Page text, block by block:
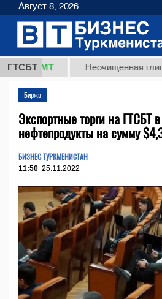
ГТСБТ
ТМТ Неочищенная
Биржа
Экспортные торги на ГТСБТ
нефтепродукты на сумму
БИЗНЕС ТУРКМЕНИСТАН
11:50 25.11.2022
Август 8, 2026